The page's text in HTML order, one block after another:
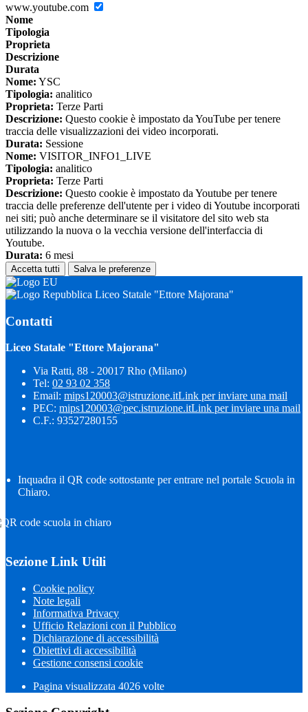
www.youtube.com
Nome
Tipologia
Proprieta
Descrizione
Durata
Nome: YSC
Tipologia: analitico
Proprieta: Terze Parti
Descrizione: Questo cookie è impostato da YouTube per tenere
traccia delle visualizzazioni dei video incorporati.
Durata: Sessione
Nome: VISITOR_INFO1_LIVE
Tipologia: analitico
Proprieta: Terze Parti
Descrizione: Questo cookie è impostato da Youtube per tenere
traccia delle preferenze dell'utente per i video di Youtube incorporati
nei siti; può anche determinare se il visitatore del sito web sta
utilizzando la nuova o la vecchia versione dell'interfaccia di
Youtube.
Durata: 6 mesi
Accetta tutti Salva le preferenze
Liceo Statale "Ettore Majorana"
Contatti
Liceo Statale "Ettore Majorana"
Via Ratti, 88 - 20017 Rho (Milano)
Tel: 02 93 02 358
Email: mips120003@istruzione.itLink per inviare una mail
PEC: mips120003@pec.istruzione.itLink per inviare una mail
C.F.: 93527280155
Inquadra il QR code sottostante per entrare nel portale Scuola in
Chiaro.
Sezione Link Utili
Cookie policy
Note legali
Informativa Privacy
Ufficio Relazioni con il Pubblico
Dichiarazione di accessibilità
Obiettivi di accessibilità
Gestione consensi cookie
Pagina visualizzata 4026 volte